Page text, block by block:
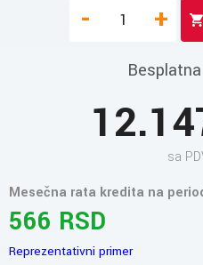
- +
sa
Mesečna rata kredita na
566 RSD
Reprezentativni primer